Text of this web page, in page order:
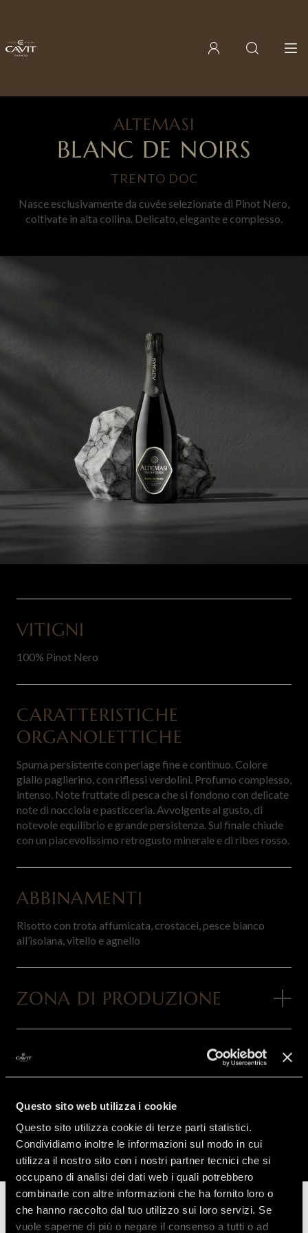
Questo sito web utilizza i cookie
Questo sito utilizza cookie di terze parti statistici.
Condividiamo inoltre le informazioni sul modo in cui
utilizza il nostro sito con i nostri partner tecnici che si
occupano di analisi dei dati web i quali potrebbero
combinarle con altre informazioni che ha fornito loro o
che hanno raccolto dal tuo utilizzo sui loro servizi. Se
vuole saperne di più o negare il consenso a tutti o ad
AccountCerca
ALTEMASI
NOIRS
ALTEMASI
BLANC DE NOIRS
TRENTO DOC
Nasce esclusivamente da cuvée selezionate di Pinot Nero,
coltivate in alta collina. Delicato, elegante e complesso.
VITIGNI
100% Pinot Nero
CARATTERISTICHE
ORGANOLETTICHE
Spuma persistente con perlage fine e continuo. Colore
giallo paglierino, con riflessi verdolini. Profumo complesso,
intenso. Note fruttate di pesca che si fondono con delicate
note di nocciola e pasticceria. Avvolgente al gusto, di
notevole equilibrio e grande persistenza. Sul finale chiude
con un piacevolissimo retrogusto minerale e di ribes rosso.
ABBINAMENTI
Risotto con trota affumicata, crostacei, pesce bianco
all’isolana, vitello e agnello
ZONA DI PRODUZIONE
SCOPRI TUTTA LA LINEA
SCOPRI L'ECCELLENZA
DEI VINI E SPUMANTI